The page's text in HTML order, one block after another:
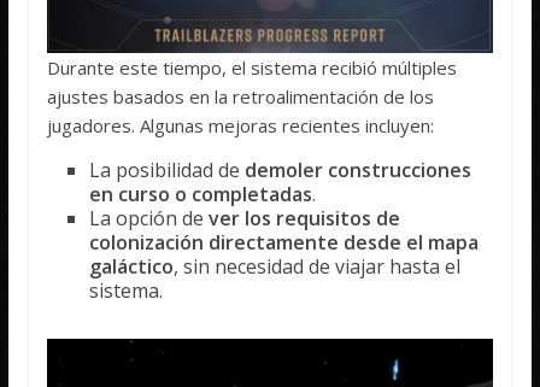
Durante este tiempo, el sistema recibió múltiples
ajustes basados en la retroalimentación de los
jugadores. Algunas mejoras recientes incluyen:
La posibilidad de demoler construcciones
en curso o completadas.
La opción dever los requisitos de
colonización directamente desde el mapa
galáctico, sin necesidad de viajar hasta el
sistema.